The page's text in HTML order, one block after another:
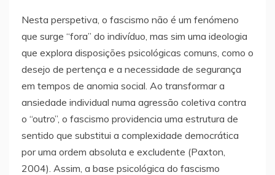
Nesta perspetiva, o fascismo não é um fenómeno
que surge “fora” do indivíduo, mas sim uma ideologia
que explora disposições psicológicas comuns, como o
desejo de pertença e a necessidade de segurança
em tempos de anomia social. Ao transformar a
ansiedade individual numa agressão coletiva contra
o “outro”, o fascismo providencia uma estrutura de
sentido que substitui a complexidade democrática
por uma ordem absoluta e excludente (Paxton,
2004). Assim, a base psicológica do fascismo